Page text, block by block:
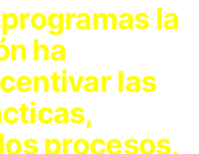
la
ha
las
procesos,